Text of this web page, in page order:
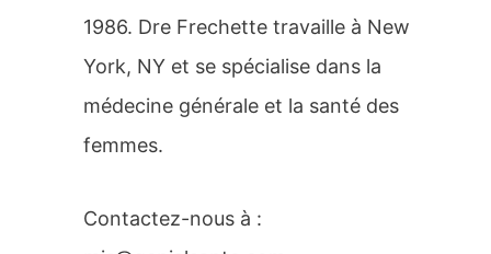
1986. Dre Frechette travaille à New
York, NY et se spécialise dans la
médecine générale et la santé des
femmes.
Contactez-nous à :